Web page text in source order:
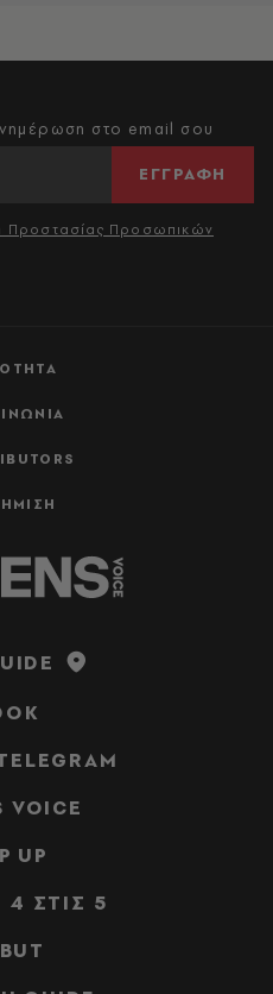
στο email σου
ΕΓΓΡΑΦΗ
Προστασίας Προσωπικών
VOICE
UP
4 ΣΤΙΣ 5